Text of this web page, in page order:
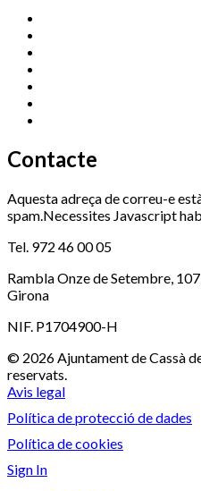
Contacte
Aquesta adreça de correu-e
spam.Necessites Javascript
Tel. 972 46 00 05
Rambla Onze de Setembre,
Girona
NIF. P1704900-H
© 2026 Ajuntament de Cassà
reservats.
Avis legal
Política de protecció de dades
Política de cookies
Sign In